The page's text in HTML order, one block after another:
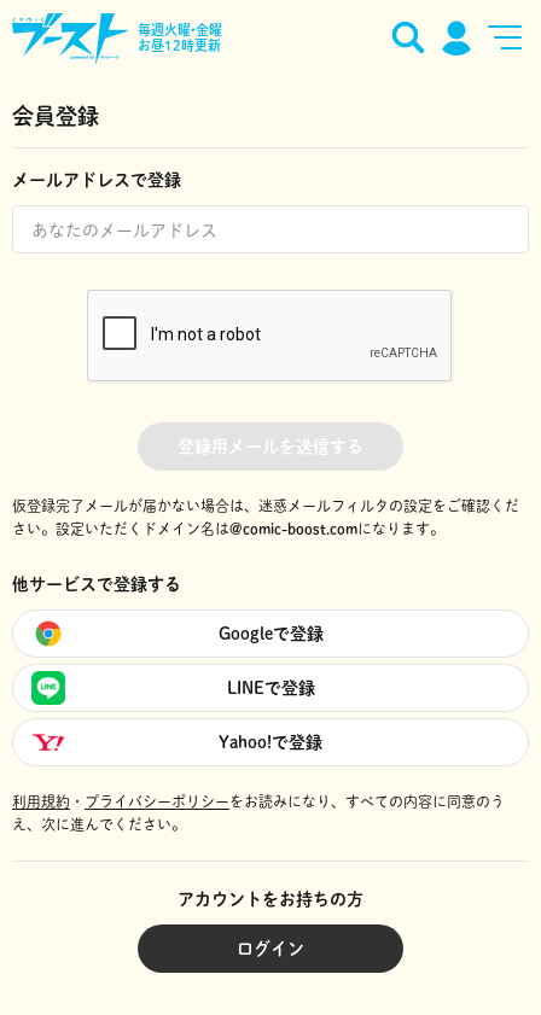
毎週火曜•金曜
お昼12時更新
会員登録
メールアドレスで登録
登録用メールを送信する
仮登録完了メールが届かない場合は、迷惑メールフィルタの設定をご確認くだ
さい。 設定いただくドメイン名は@comic-boost.comになります。
他サービスで登録する
Googleで登録
LINEで登録
Yahoo!で登録
利用規約 ・ プライバシーポリシーをお読みになり、 すべての内容に同意のう
え、次に進んでください。
アカウントをお持ちの方
ログイン